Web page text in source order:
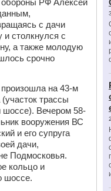
обороны РФ Алексей
с дачи
столкнулся с
а также молодую
срочно
на 43-м
трассы
Вечером 58-
вооружения ВС
и его супруга
дачи,
Подмосковья.
кольцо и
шоссе.